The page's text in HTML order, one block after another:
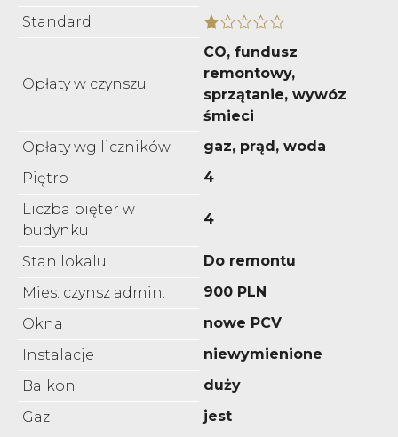
Standard
Opłaty w czynszu
CO, fundusz
remontowy,
sprzątanie, wywóz
śmieci
Opłaty wg liczników
gaz, prąd, woda
Piętro
4
Liczba pięter w
budynku
4
Stan lokalu
Do remontu
Mies. czynsz admin.
900 PLN
Okna
nowe PCV
Instalacje
niewymienione
Balkon
duży
Gaz
jest